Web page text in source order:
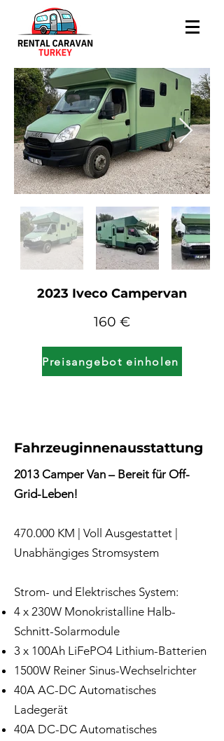
2023 Iveco Campervan
160 €
Preisangebot einholen
Fahrzeuginnenausstattung
2013 Camper Van – Bereit für Off-
Grid-Leben!
470.000 KM | Voll Ausgestattet |
Unabhängiges Stromsystem
Strom- und Elektrisches System:
4 x 230W Monokristalline Halb-
Schnitt-Solarmodule
3 x 100Ah LiFePO4 Lithium-Batterien
1500W Reiner Sinus-Wechselrichter
40A AC-DC Automatisches
Ladegerät
40A DC-DC Automatisches